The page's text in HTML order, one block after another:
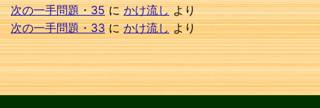
次の一手問題・35にかけ流しより
次の一手問題・33にかけ流しより